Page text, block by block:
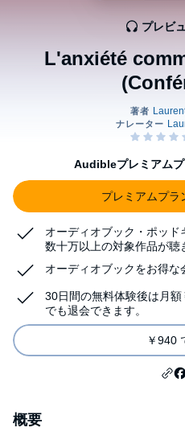
L'anxiété
プレビ
Audibleプレミアム
プレミアムプラ
オーディオブック・ポッ
数十万以上の対象作品が聴
オーディオブックをお得な
30日間の無料体験後は月
でも退会できます。
￥940
概要